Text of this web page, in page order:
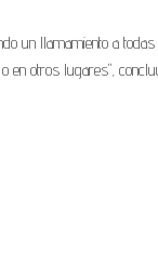
un llamamiento a
en otros lugares",